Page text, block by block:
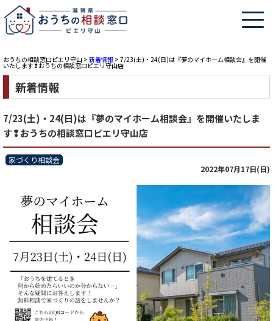
おうちの相談窓口ピエリ守山 > 新着情報 > 7/23(土)・24(日)は『夢のマイホーム相談会』を開催
いたします❢おうちの相談窓口ピエリ守山店
新着情報
7/23(土)・24(日)は『夢のマイホーム相談会』を開催いたしま
す❢おうちの相談窓口ピエリ守山店
家づくり相談会
2022年07月17日(日)